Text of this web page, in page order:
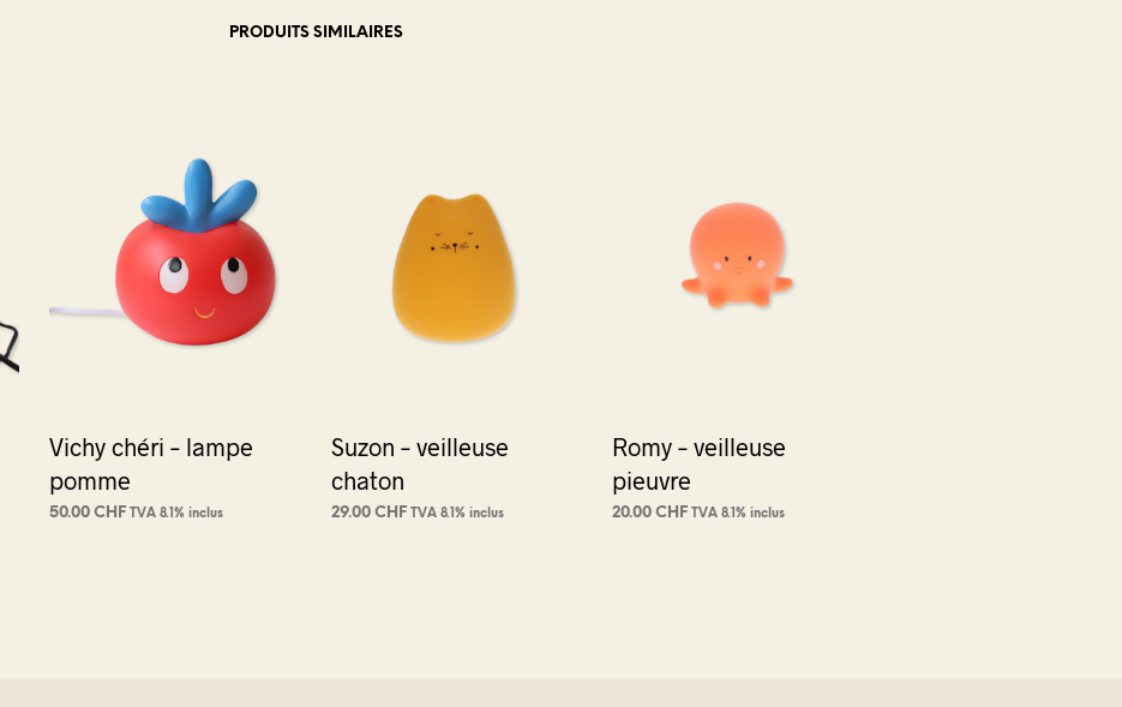
PRODUITS SIMILAIRES
Vichy chéri – lampe
pomme
50.00 CHF TVA 8.1% inclus
Suzon – veilleuse
chaton
29.00 CHF TVA 8.1% inclus
Romy – veilleuse
pieuvre
20.00 CHF TVA 8.1% inclus